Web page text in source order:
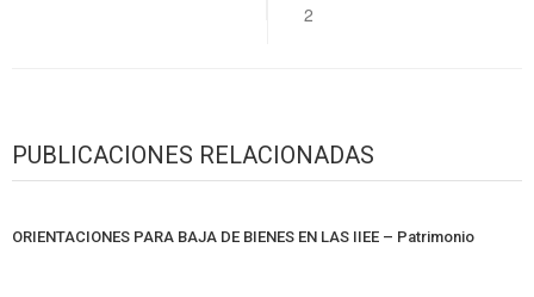
2
PUBLICACIONES RELACIONADAS
ORIENTACIONES PARA BAJA DE BIENES EN LAS IIEE – Patrimonio